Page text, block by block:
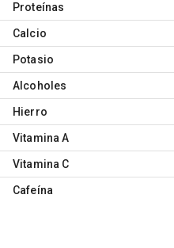
Proteínas
Calcio
Potasio
Alcoholes
Hierro
Vitamina A
Vitamina C
Cafeína